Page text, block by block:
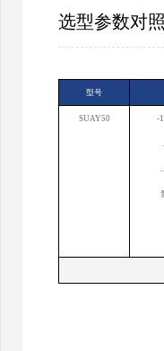
选型参数对
型号
SUAY50 -